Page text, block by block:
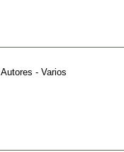
Autores - Varios